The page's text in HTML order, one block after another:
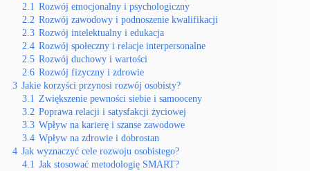
2.1 Rozwój emocjonalny i psychologiczny
2.2 Rozwój zawodowy i podnoszenie kwalifikacji
2.3 Rozwój intelektualny i edukacja
2.4 Rozwój społeczny i relacje interpersonalne
2.5 Rozwój duchowy i wartości
2.6 Rozwój fizyczny i zdrowie
3 Jakie korzyści przynosi rozwój osobisty?
3.1 Zwiększenie pewności siebie i samooceny
3.2 Poprawa relacji i satysfakcji życiowej
3.3 Wpływ na karierę i szanse zawodowe
3.4 Wpływ na zdrowie i dobrostan
4 Jak wyznaczyć cele rozwoju osobistego?
4.1 Jak stosować metodologię SMART?